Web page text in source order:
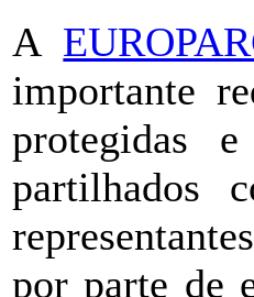
A
importante
protegidas
partilhados
por parte de